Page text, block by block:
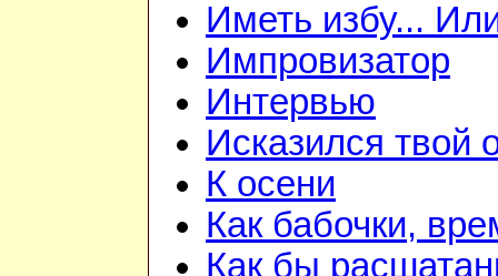
Иметь избу...
Импровизатор
Интервью
Исказился твой
К осени
Как бабочки,
Как бы